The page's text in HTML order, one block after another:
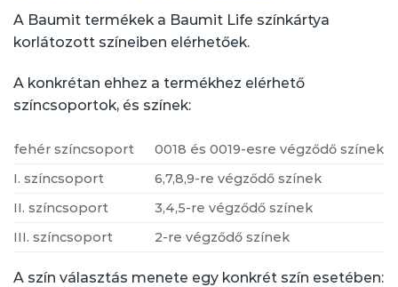
A Baumit termékek a Baumit Life színkártya
korlátozott színeiben elérhetőek.
A konkrétan ehhez a termékhez elérhető
színcsoportok, és színek:
fehér színcsoport
0018 és 0019-esre végződő színek
I. színcsoport
6,7,8,9-re végződő színek
II. színcsoport
3,4,5-re végződő színek
III. színcsoport
2-re végződő színek
A szín választás menete egy konkrét szín esetében: